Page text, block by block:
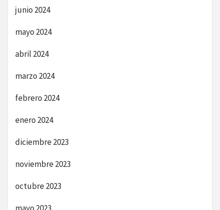
junio 2024
mayo 2024
abril 2024
marzo 2024
febrero 2024
enero 2024
diciembre 2023
noviembre 2023
octubre 2023